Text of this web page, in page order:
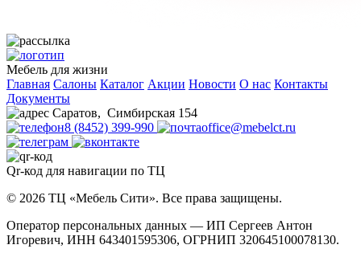
Мебель для жизни
Главная Салоны Каталог Акции Новости О нас Контакты
Документы
Саратов, Симбирская 154
8 (8452) 399-990
office@mebelct.ru
Qr-код для навигации по ТЦ
© 2026 ТЦ «Мебель Сити». Все права защищены.
Оператор персональных данных — ИП Сергеев Антон
Игоревич, ИНН 643401595306, ОГРНИП 320645100078130.